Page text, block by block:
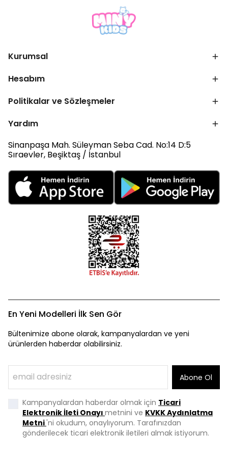
Kurumsal
Hesabım
Politikalar ve Sözleşmeler
Yardım
Sinanpaşa Mah. Süleyman Seba Cad. No:14 D:5
Sıraevler, Beşiktaş / İstanbul
En Yeni Modelleri İlk Sen Gör
Bültenimize abone olarak, kampanyalardan ve yeni
ürünlerden haberdar olabilirsiniz.
Abone Ol
Kampanyalardan haberdar olmak için Ticari
Elektronik İleti Onayı metnini ve KVKK Aydınlatma
Metni'ni okudum, onaylıyorum. Tarafınızdan
gönderilecek ticari elektronik iletileri almak istiyorum.